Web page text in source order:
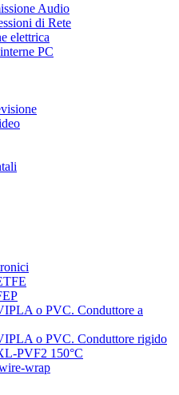
Audio
di Rete
elettrica
PC
o PVC. Conduttore a
o PVC. Conduttore rigido
PVF2 150°C
wrap